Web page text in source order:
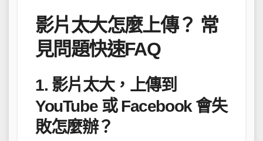
影片太大怎麼上傳？ 常
見問題快速FAQ
1. 影片太大，上傳到
YouTube 或 Facebook 會失
敗怎麼辦？